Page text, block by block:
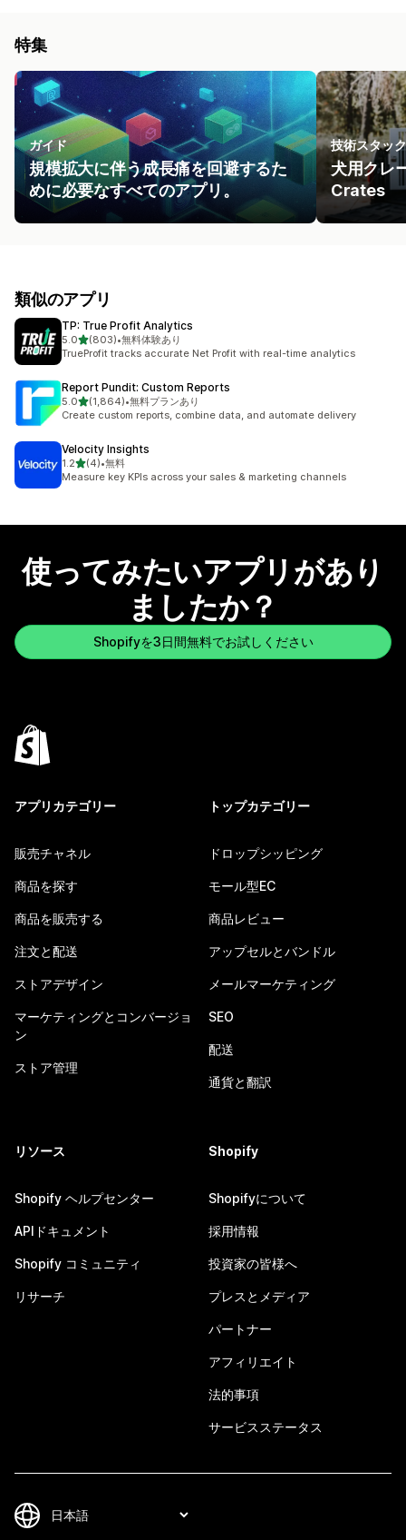
特集
ガイド
規模拡大に伴う成長痛を回避するた
めに必要なすべてのアプリ。
技術スタック
犬用クレ
Crates
類似のアプリ
TP: True Profit Analytics
5.05つ星中
(803)
合計レビュー数：803件
•無料体験あり
TrueProfit tracks accurate Net Profit with real-time analytics
Report Pundit: Custom Reports
5.05つ星中
(1,864)
合計レビュー数：1864件
•無料プランあり
Create custom reports, combine data, and automate delivery
Velocity Insights
1.25つ星中
(4)
合計レビュー数：4件
•無料
Measure key KPIs across your sales & marketing channels
使ってみたいアプリがあり
ましたか？
Shopifyを3日間無料でお試しください
アプリカテゴリー
販売チャネル
商品を探す
商品を販売する
注文と配送
ストアデザイン
マーケティングとコンバージョ
ン
ストア管理
トップカテゴリー
ドロップシッピング
モール型EC
商品レビュー
アップセルとバンドル
メールマーケティング
SEO
配送
通貨と翻訳
リソース
Shopify ヘルプセンター
APIドキュメント
Shopify コミュニティ
リサーチ
Shopify
Shopifyについて
採用情報
投資家の皆様へ
プレスとメディア
パートナー
アフィリエイト
法的事項
サービスステータス